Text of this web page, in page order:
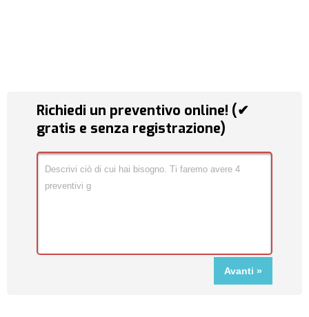
Richiedi un preventivo online! (✔
gratis e senza registrazione)